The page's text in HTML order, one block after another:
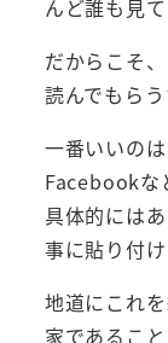
んど誰も見
だからこそ
読んでもら
一番いいの
Facebookな
具体的には
事に貼り付け
地道にこれ
家であるこ